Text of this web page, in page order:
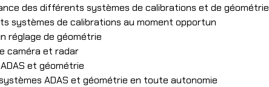
des différents systèmes de calibrations et de géométrie
systèmes de calibrations au moment opportun
réglage de géométrie
caméra et radar
et géométrie
ADAS et géométrie en toute autonomie